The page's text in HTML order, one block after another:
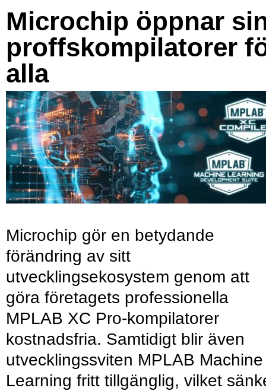
Microchip öppnar
proffskompilatorer
alla
Microchip gör en betydande
förändring av sitt
utvecklingsekosystem genom att
göra företagets professionella
MPLAB XC Pro-kompilatorer
kostnadsfria. Samtidigt blir även
utvecklingssviten MPLAB Machine
Learning fritt tillgänglig, vilket